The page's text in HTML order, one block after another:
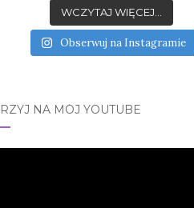
WCZYTAJ WIĘCEJ...
Obserwuj na Instagramie
NA MÓJ YOUTUBE